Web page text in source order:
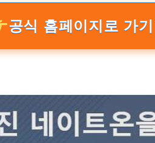
공식 홈페이지로 가기